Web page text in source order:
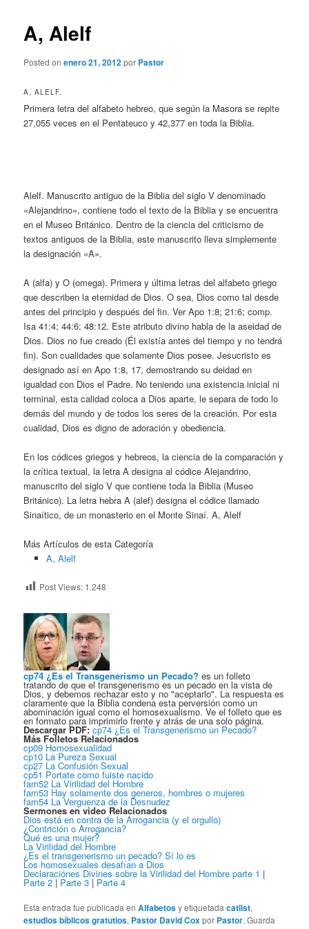
A, Alelf
Posted onenero 21, 2012por Pastor
A, ALELF.
Primera letra del alfabeto hebreo, que según la Masora se repite
27,055 veces en el Pentateuco y 42,377 en toda la Biblia.
Alelf. Manuscrito antiguo de la Biblia del siglo V denominado
«Alejandrino», contiene todo el texto de la Biblia y se encuentra
en el Museo Británico. Dentro de la ciencia del criticismo de
textos antiguos de la Biblia, este manuscrito lleva simplemente
la designación «A».
A (alfa) y O (omega). Primera y última letras del alfabeto griego
que describen la eternidad de Dios. O sea, Dios como tal desde
antes del principio y después del fin. Ver Apo 1:8; 21:6; comp.
Isa 41:4; 44:6; 48:12. Este atributo divino habla de la aseidad de
Dios. Dios no fue creado (Él existía antes del tiempo y no tendrá
fin). Son cualidades que solamente Dios posee. Jesucristo es
designado así en Apo 1:8, 17, demostrando su deidad en
igualdad con Dios el Padre. No teniendo una existencia inicial ni
terminal, esta calidad coloca a Dios aparte, le separa de todo lo
demás del mundo y de todos los seres de la creación. Por esta
cualidad, Dios es digno de adoración y obediencia.
En los códices griegos y hebreos, la ciencia de la comparación y
la crítica textual, la letra A designa al códice Alejandrino,
manuscrito del siglo V que contiene toda la Biblia (Museo
Británico). La letra hebra A (alef) designa el códice llamado
Sinaítico, de un monasterio en el Monte Sinaí. A, Alelf
Más Artículos de esta Categoría
A, Alelf
Post Views: 1.248
cp74 ¿Es el Transgenerismo un Pecado? es un folleto
tratando de que el transgenerismo es un pecado en la vista de
Dios, y debemos rechazar esto y no "aceptarlo". La respuesta es
claramente que la Biblia condena esta perversión como un
abominación igual como el homosexualismo. Ve el folleto que es
en formato para imprimirlo frente y atrás de una solo página.
Descargar PDF: cp74 ¿Es el Transgenerismo un Pecado?
Más Folletos Relacionados
cp09 Homosexualidad
cp10 La Pureza Sexual
cp27 La Confusión Sexual
cp51 Portate como fuiste nacido
fam52 La Virilidad del Hombre
fam53 Hay solamente dos generos, hombres o mujeres
fam54 La Verguenza de la Desnudez
Sermones en video Relacionados
Dios está en contra de la Arrogancia (y el orgullo)
¿Contrición o Arrogancia?
Qué es una mujer?
La Virilidad del Hombre
¿Es el transgenerismo un pecado? Sí lo es
Los homosexuales desafían a Dios
Declaraciónes Divines sobre la Virilidad del Hombre parte 1 |
Parte 2 | Parte 3 | Parte 4
Esta entrada fue publicada enAlfabetosy etiquetadacatlist,
estudios bíblicos gratutios, Pastor David Coxpor Pastor. Guarda